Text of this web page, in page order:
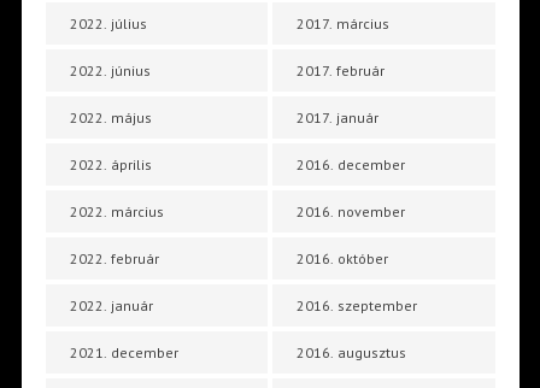
2022. július
2022. június
2022. május
2022. április
2022. március
2022. február
2022. január
2021. december
2017. március
2017. február
2017. január
2016. december
2016. november
2016. október
2016. szeptember
2016. augusztus